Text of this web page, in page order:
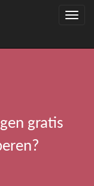
Toggle
gratis